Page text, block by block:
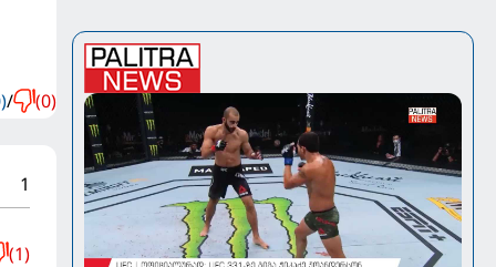
/ (0)
1
(1)